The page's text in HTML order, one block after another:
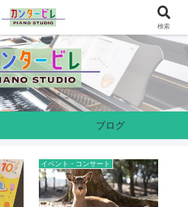
生駒市のピアノ教室です
ブログ
イベント・コンサート
検索